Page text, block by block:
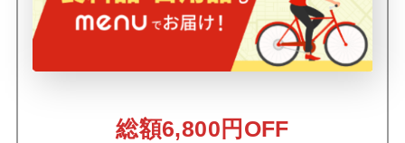
総額6,800円OFF